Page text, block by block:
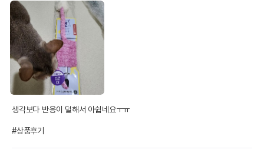
생각보다 반응이 덜해서 아쉽네요ㅜㅠ
#상품후기